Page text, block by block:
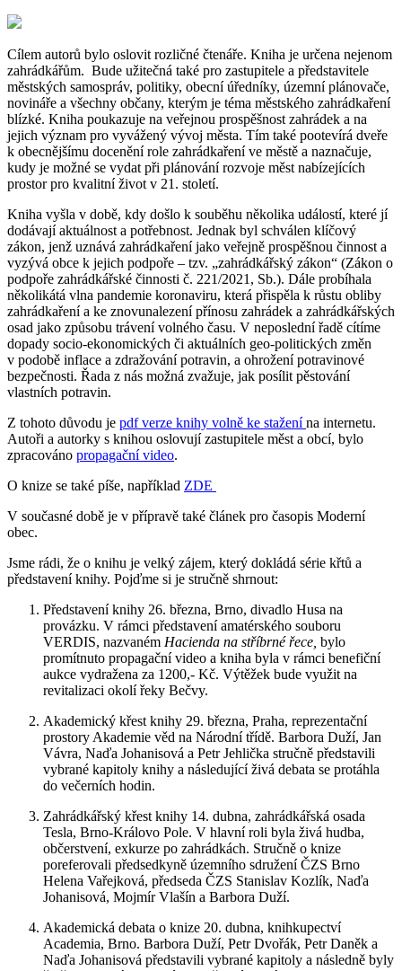
Cílem autorů bylo oslovit rozličné čtenáře. Kniha je určena nejenom
zahrádkářům. Bude užitečná také pro zastupitele a představitele
městských samospráv, politiky, obecní úředníky, územní plánovače,
novináře a všechny občany, kterým je téma městského zahrádkaření
blízké. Kniha poukazuje na veřejnou prospěšnost zahrádek a na
jejich význam pro vyvážený vývoj města. Tím také pootevírá dveře
k obecnějšímu docenění role zahrádkaření ve městě a naznačuje,
kudy je možné se vydat při plánování rozvoje měst nabízejících
prostor pro kvalitní život v 21. století.
Kniha vyšla v době, kdy došlo k souběhu několika událostí, které jí
dodávají aktuálnost a potřebnost. Jednak byl schválen klíčový
zákon, jenž uznává zahrádkaření jako veřejně prospěšnou činnost a
vyzývá obce k jejich podpoře – tzv. „zahrádkářský zákon“ (Zákon o
podpoře zahrádkářské činnosti č. 221/2021, Sb.). Dále probíhala
několikátá vlna pandemie koronaviru, která přispěla k růstu obliby
zahrádkaření a ke znovunalezení přínosu zahrádek a zahrádkářských
osad jako způsobu trávení volného času. V neposlední řadě cítíme
dopady socio-ekonomických či aktuálních geo-politických změn
v podobě inflace a zdražování potravin, a ohrožení potravinové
bezpečnosti. Řada z nás možná zvažuje, jak posílit pěstování
vlastních potravin.
Z tohoto důvodu je pdf verze knihy volně ke staženína internetu.
Autoři a autorky s knihou oslovují zastupitele měst a obcí, bylo
zpracováno propagační video.
O knize se také píše, například ZDE
V současné době je v přípravě také článek pro časopis Moderní
obec.
Jsme rádi, že o knihu je velký zájem, který dokládá série křtů a
představení knihy. Pojďme si je stručně shrnout:
Představení knihy 26. března, Brno, divadlo Husa na
provázku. V rámci představení amatérského souboru
VERDIS, nazvaném Hacienda na stříbrné řece, bylo
promítnuto propagační video a kniha byla v rámci benefiční
aukce vydražena za 1200,- Kč. Výtěžek bude využit na
revitalizaci okolí řeky Bečvy.
Akademický křest knihy 29. března, Praha, reprezentační
prostory Akademie věd na Národní třídě. Barbora Duží, Jan
Vávra, Naďa Johanisová a Petr Jehlička stručně představili
vybrané kapitoly knihy a následující živá debata se protáhla
do večerních hodin.
Zahrádkářský křest knihy 14. dubna, zahrádkářská osada
Tesla, Brno-Královo Pole. V hlavní roli byla živá hudba,
občerstvení, exkurze po zahrádkách. Stručně o knize
poreferovali předsedkyně územního sdružení ČZS Brno
Helena Vařejková, předseda ČZS Stanislav Kozlík, Naďa
Johanisová, Mojmír Vlašín a Barbora Duží.
Akademická debata o knize 20. dubna, knihkupectví
Academia, Brno. Barbora Duží, Petr Dvořák, Petr Daněk a
Naďa Johanisová představili vybrané kapitoly a následně byly